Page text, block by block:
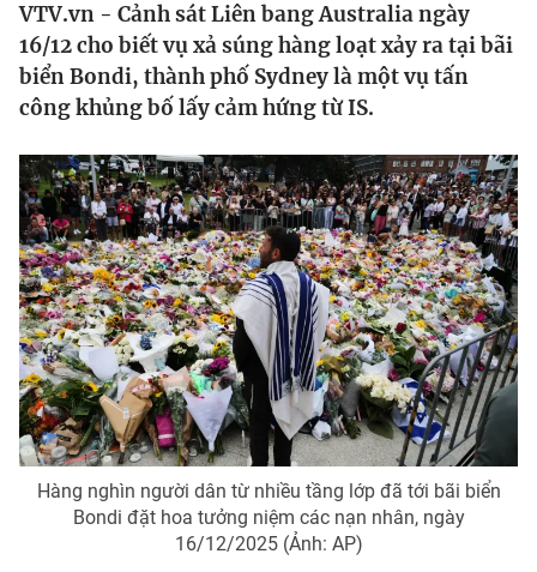
Thế giới
Tin tức
Thế giới đó đây
Câu chuyện quốc tế
Kinh tế
Thị trường
Góc doanh nghiệp
Dữ liệu và đời sống
Truyền hình
Phim VTV
Hậu trường
Nhân vật
Khán giả
Giải sao mai
Giải trí
Điện ảnh
Âm nhạc
Sao
Đời sống
Du lịch
Làm đẹp
Chất lượng cuộc sống
Giáo dục
Tuyển sinh
Công nghệ
Hitech Công nghệ tương lai
VTV.vn - Cảnh sát Liên bang Australia ngày
16/12 cho biết vụ xả súng hàng loạt xảy ra tại bãi
biển Bondi, thành phố Sydney là một vụ tấn
công khủng bố lấy cảm hứng từ IS.
Hàng nghìn người dân từ nhiều tầng lớp đã tới bãi biển
Bondi đặt hoa tưởng niệm các nạn nhân, ngày
16/12/2025 (Ảnh: AP)